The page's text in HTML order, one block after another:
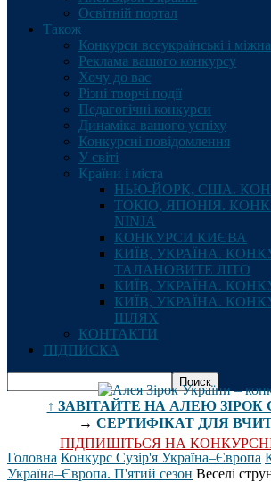
Освітній портал
Також
Конкурси всеукраїнські і
Реклама вашого конкурсу
Хочу до вас
Різні творчі події
Педагогічні конкурси
Динаміка вашого успіху
Конкурсні повідомлення
У світі
Країни і міста
НЬЮ-ЙОРК, США.
ТОКІО, ЯПОНІЯ.
NINJA
КОНКУРСИ КИЄВА
КИЇВ, УКРАЇНА.
ТАЛАНОВИТЕ ЛІТО
КИЇВ, УКРАЇНА.
КИЇВ, УКРАЇНА.
ШЛЯХ
КОНТАКТИ
ПІДПИСКА
↑ ЗАВІТАЙТЕ НА АЛЕЮ ЗІРОК
→ СЕРТИФІКАТ ДЛЯ
ПІДПИШІТЬСЯ НА
Головна Конкурс Сузір'я Україна–Європа
Україна–Європа. П'ятий сезон Веселі